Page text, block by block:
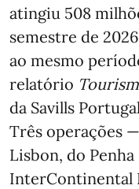
atingiu 508
semestre de
ao mesmo
relatório
da Savills
Três operações
Lisbon, do Penha
InterContinental